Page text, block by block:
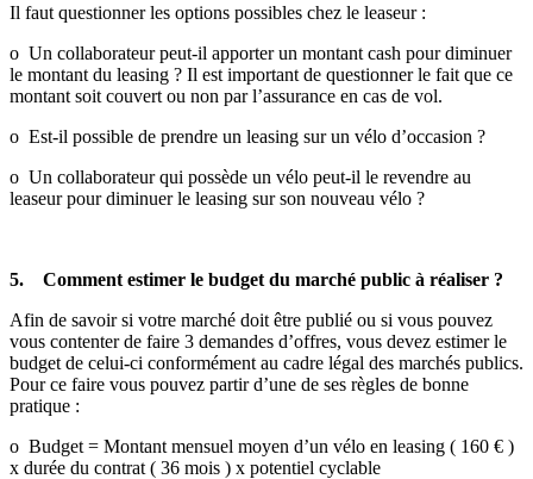
Il faut questionner les options possibles chez le leaseur :
o Un collaborateur peut-il apporter un montant cash pour diminuer
le montant du leasing ? Il est important de questionner le fait que ce
montant soit couvert ou non par l’assurance en cas de vol.
o Est-il possible de prendre un leasing sur un vélo d’occasion ?
o Un collaborateur qui possède un vélo peut-il le revendre au
leaseur pour diminuer le leasing sur son nouveau vélo ?
5. Comment estimer le budget du marché public à réaliser ?
Afin de savoir si votre marché doit être publié ou si vous pouvez
vous contenter de faire 3 demandes d’offres, vous devez estimer le
budget de celui-ci conformément au cadre légal des marchés publics.
Pour ce faire vous pouvez partir d’une de ses règles de bonne
pratique :
o Budget = Montant mensuel moyen d’un vélo en leasing ( 160 € )
x durée du contrat ( 36 mois ) x potentiel cyclable